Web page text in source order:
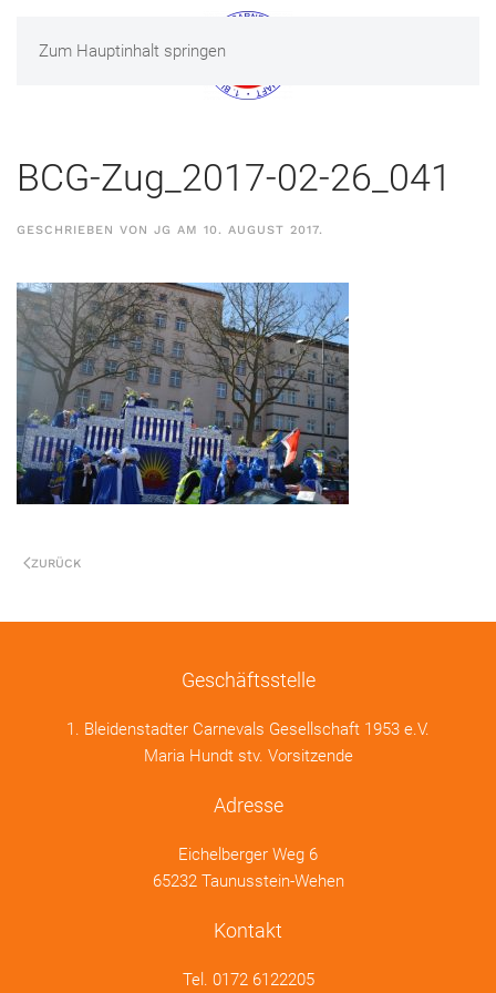
Zum Hauptinhalt springen
MENÜ
BCG-Zug_2017-02-26_041
GESCHRIEBEN VON JG AM 10. AUGUST 2017.
ZURÜCK
Geschäftsstelle
1. Bleidenstadter Carnevals Gesellschaft 1953 e.V.
Maria Hundt stv. Vorsitzende
Adresse
Eichelberger Weg 6
65232 Taunusstein-Wehen
Kontakt
Tel. 0172 6122205